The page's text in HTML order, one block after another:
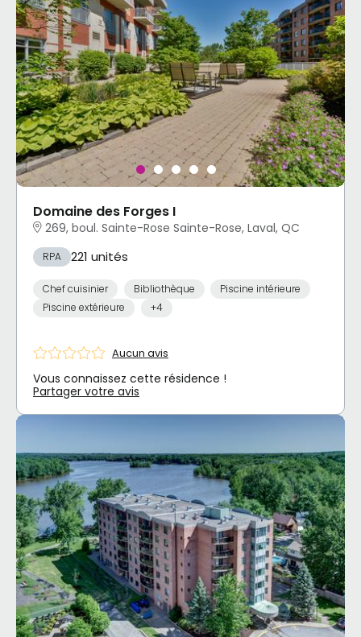
Domaine des Forges I
269, boul. Sainte-Rose Sainte-Rose, Laval, QC
RPA 221 unités
Chef cuisinier Bibliothèque
Piscine intérieure
Piscine extérieure
+4
Aucun avis
Vous connaissez cette résidence !
Partager votre avis